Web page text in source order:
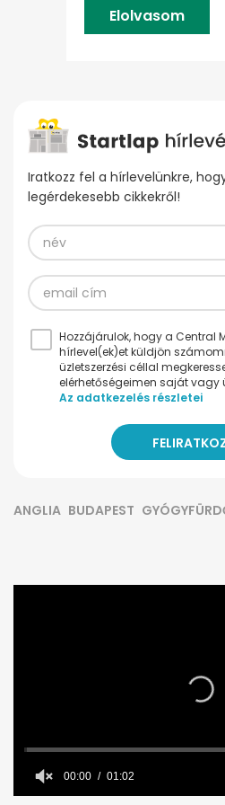
Elolvasom
Iratkozz fel a hírlevelünkre,
legérdekesebb cikkekről!
Hozzájárulok, hogy a Central
hírlevel(ek)et küldjön
üzletszerzési céllal
elérhetőségeimen saját vagy
Az adatkezelés részletei
ANGLIA BUDAPEST